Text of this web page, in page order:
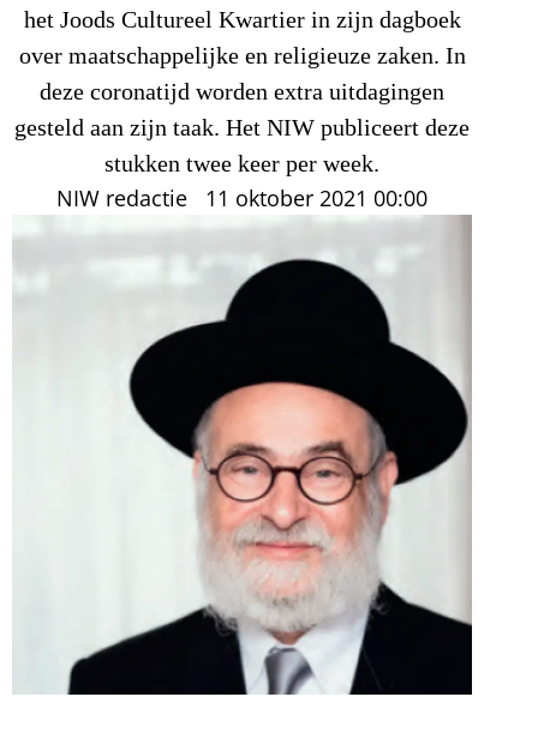
het Joods Cultureel Kwartier in zijn dagboek
over maatschappelijke en religieuze zaken. In
deze coronatijd worden extra uitdagingen
gesteld aan zijn taak. Het NIW publiceert deze
stukken twee keer per week.
NIW redactie 11 oktober 2021 00:00